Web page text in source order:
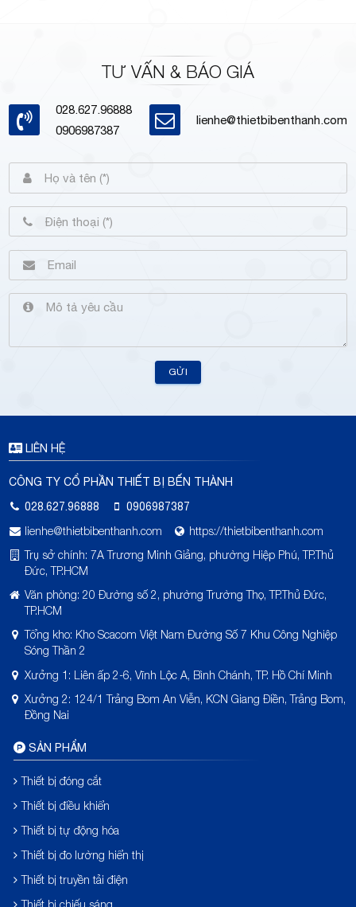
TƯ VẤN & BÁO GIÁ
028.627.96888
0906987387
lienhe@thietbibenthanh.com
GỬI
LIÊN HỆ
CÔNG TY CỔ PHẦN THIẾT BỊ BẾN THÀNH
028.627.96888
0906987387
lienhe@thietbibenthanh.com
https://thietbibenthanh.com
Trụ sở chính: 7A Trương Minh Giảng, phường Hiệp Phú, TP.Thủ
Đức, TP.HCM
Văn phòng: 20 Đường số 2, phường Trường Thọ, TP.Thủ Đức,
TP.HCM
Tổng kho: Kho Scacom Việt Nam Đường Số 7 Khu Công Nghiệp
Sóng Thần 2
Xưởng 1: Liên ấp 2-6, Vĩnh Lộc A, Bình Chánh, TP. Hồ Chí Minh
Xưởng 2: 124/1 Trảng Bom An Viễn, KCN Giang Điền, Trảng Bom,
Đồng Nai
SẢN PHẨM
Thiết bị đóng cắt
Thiết bị điều khiển
Thiết bị tự động hóa
Thiết bị đo lường hiển thị
Thiết bị truyền tải điện
Thiết bị chiếu sáng